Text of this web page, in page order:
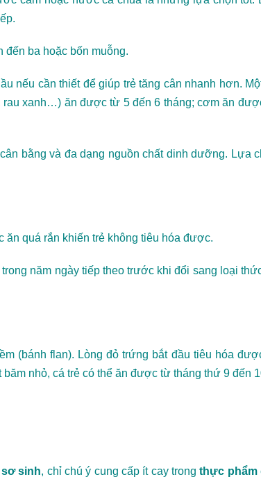
đến ba hoặc bốn muỗng.
nếu cần thiết để giúp trẻ tăng cân nhanh hơn.
rau xanh…) ăn được từ 5 đến 6 tháng; cơm ăn
bằng và đa dạng nguồn chất dinh dưỡng. Lựa
quá rắn khiến trẻ không tiêu hóa được.
năm ngày tiếp theo trước khi đổi sang loại
(bánh flan). Lòng đỏ trứng bắt đầu tiêu hóa
nhỏ, cá trẻ có thể ăn được từ tháng thứ 9 đến
sơ sinh, chỉ chú ý cung cấp ít cay trong thực phẩm